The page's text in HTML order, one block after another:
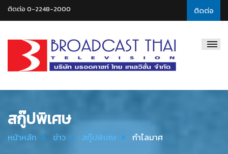
ติดต่อ
ติดต่อ 0-2248-2000
Thai
สกู๊ปพิเศษ
หน้าหลัก ข่าว สกู๊ปพิเศษ กำไลมาศ